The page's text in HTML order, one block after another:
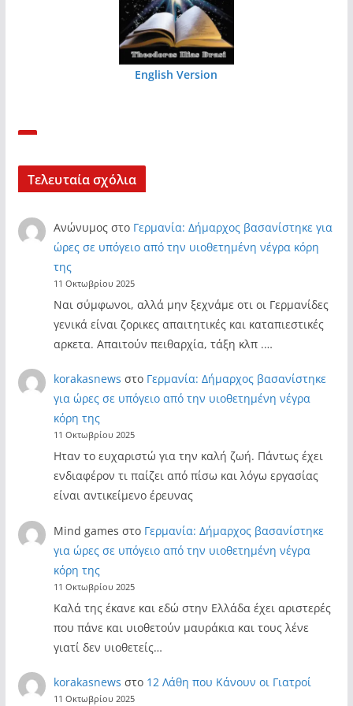
English Version
Τελευταία σχόλια
Ανώνυμος στο Γερμανία: Δήμαρχος βασανίστηκε για
ώρες σε υπόγειο από την υιοθετημένη νέγρα κόρη
της
11 Οκτωβρίου 2025
Ναι σύμφωνοι, αλλά μην ξεχνάμε οτι οι Γερμανίδες
γενικά είναι ζορικες απαιτητικές και καταπιεστικές
αρκετα. Απαιτούν πειθαρχία, τάξη κλπ .…
korakasnews στο Γερμανία: Δήμαρχος βασανίστηκε
για ώρες σε υπόγειο από την υιοθετημένη νέγρα
κόρη της
11 Οκτωβρίου 2025
Ηταν το ευχαριστώ για την καλή ζωή. Πάντως έχει
ενδιαφέρον τι παίζει από πίσω και λόγω εργασίας
είναι αντικείμενο έρευνας
Mind games στο Γερμανία: Δήμαρχος βασανίστηκε
για ώρες σε υπόγειο από την υιοθετημένη νέγρα
κόρη της
11 Οκτωβρίου 2025
Καλά της έκανε και εδώ στην Ελλάδα έχει αριστερές
που πάνε και υιοθετούν μαυράκια και τους λένε
γιατί δεν υιοθετείς…
korakasnews στο 12 Λάθη που Κάνουν οι Γιατροί
11 Οκτωβρίου 2025